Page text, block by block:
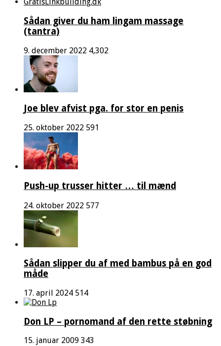
Sådan giver du ham lingam massage
(tantra)
9. december 2022 4,302
Joe blev afvist pga. for stor en penis
25. oktober 2022 591
Push-up trusser hitter … til mænd
24. oktober 2022 577
Sådan slipper du af med bambus på en god
måde
17. april 2024 514
Don LP – pornomand af den rette støbning
15. januar 2009 343